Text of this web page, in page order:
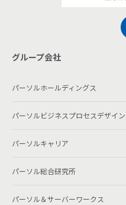
グループ会社
パーソルホールディングス
パーソルビジネスプロセスデザイン
パーソルキャリア
パーソル総合研究所
パーソル＆サーバーワークス